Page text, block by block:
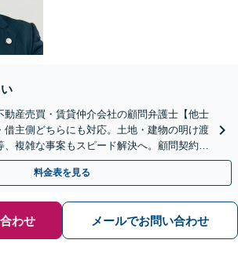
動産売買・賃貸仲介会社の顧問弁護士【他士
借主側どちらにも対応。土地・建物の明け渡
、複雑な事案もスピード解決へ。顧問契約も
応】
料金表を見る
わせ メールでお問い合わせ